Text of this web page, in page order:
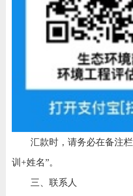
汇款时，请务必在备注
训+姓名”。
三、联系人